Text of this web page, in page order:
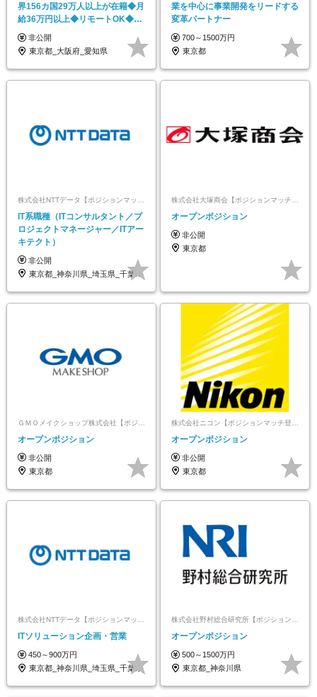
界156カ国29万人以上が在籍◆月
給36万円以上◆リモートOK◆フ
レックスあり
非公開
東京都_大阪府_愛知県
業を中心に事業開発をリードする
変革パートナー
700～1500万円
東京都
IT系職種（ITコンサルタント／プ
ロジェクトマネージャー／ITアー
キテクト）
非公開
東京都_神奈川県_埼玉県_千葉県_大阪府…
オープンポジション
非公開
東京都
オープンポジション
非公開
東京都
株式会社ニコン【ポジションマッチ登録】
オープンポジション
非公開
東京都
株式会社NTTデータ【ポジションマッチ登録】
ITソリューション企画・営業
450～900万円
東京都_神奈川県_埼玉県_千葉県
株式会社野村総合研究所【ポジションマッチ登録】
オープンポジション
500～1500万円
東京都_神奈川県